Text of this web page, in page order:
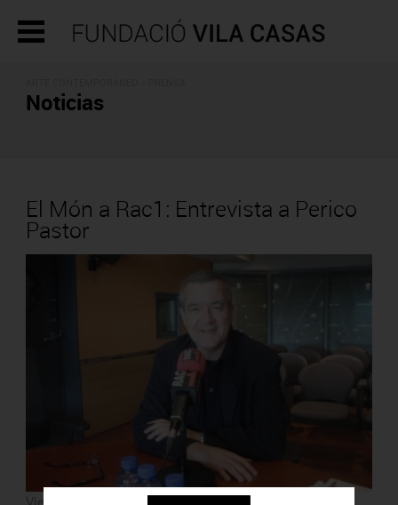
Noticias
El Món a Rac1: Entrevista a Perico
Pastor